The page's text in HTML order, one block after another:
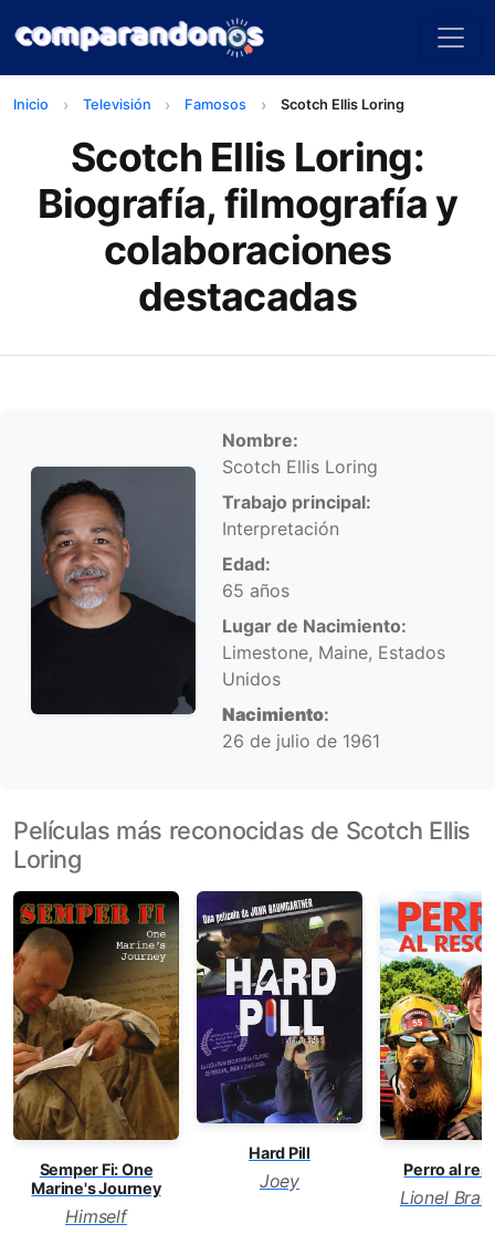
Inicio Televisión Famosos Scotch Ellis Loring
Scotch Ellis Loring:
Biografía, filmografía y
colaboraciones
destacadas
Información personal
Nombre:
Scotch Ellis Loring
Trabajo principal:
Interpretación
Edad:
65 años
Lugar de Nacimiento:
Limestone, Maine, Estados
Unidos
Nacimiento:
26 de julio de 1961
Películas más reconocidas de Scotch Ellis
Loring
Semper Fi: One
Marine's Journey
Himself
Hard Pill
Joey
Perro al
Lionel